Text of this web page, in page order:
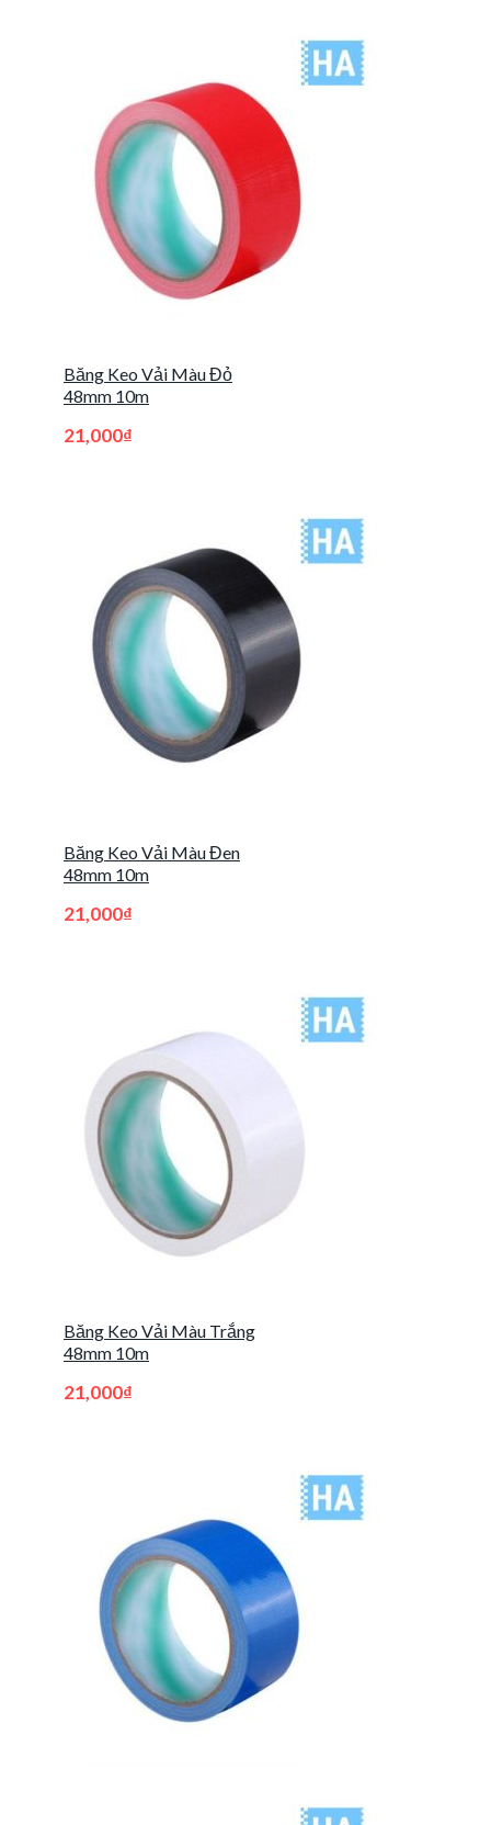
Băng Keo Vải Màu Đỏ
48mm 10m
21,000₫
Băng Keo Vải Màu Đen
48mm 10m
21,000₫
Băng Keo Vải Màu Trắng
48mm 10m
21,000₫